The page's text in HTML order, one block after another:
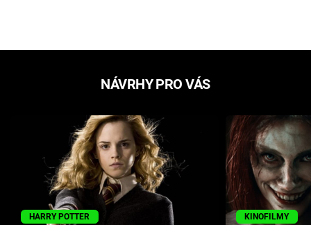
NÁVRHY PRO VÁS
HARRY POTTER KINOFILMY